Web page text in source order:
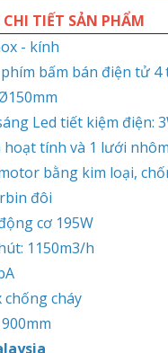
TIẾT SẢN PHẨM
- kính
bấm bán điện tử 4
Led tiết kiệm điện:
hoạt tính và 1 lưới nhôm
bằng kim loại,
đôi
cơ 195W
1150m3/h
chống cháy